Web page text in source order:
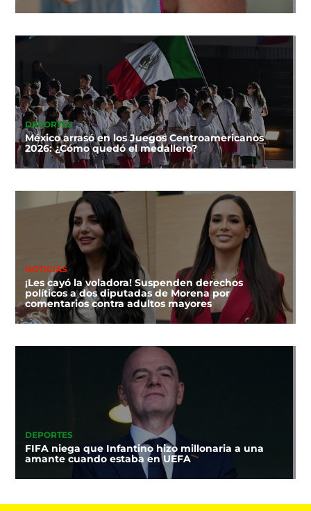
DEPORTES
México arrasó en los Juegos Centroamericanos
2026: ¿Cómo quedó el medallero?
NOTICIAS
¡Les cayó la voladora! Suspenden derechos
políticos a dos diputadas de Morena por
comentarios contra adultos mayores
DEPORTES
FIFA niega que Infantino hizo millonaria a una
amante cuando estaba en UEFA